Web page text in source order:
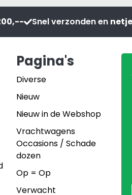
Snel verzonden en
Pagina's
Diverse
Nieuw
Nieuw in de Webshop
Vrachtwagens
Occasions / Schade
dozen
Op = Op
Verwacht